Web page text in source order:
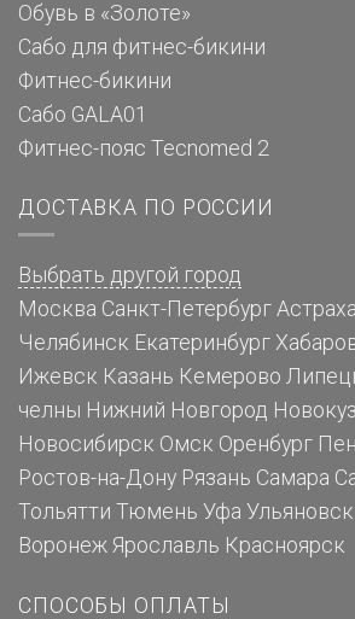
Обувь в «Золоте»
Сабо для фитнес-бикини
Фитнес-бикини
Сабо GALA01
Фитнес-пояс Tecnomed 2
ДОСТАВКА ПО РОССИИ
Выбрать другой город
Москва Санкт-Петербург
Челябинск Екатеринбург
Ижевск Казань Кемерово
челны Нижний Новгород
Новосибирск Омск Оренбург
Ростов-на-Дону Рязань Самара
Тольятти Тюмень Уфа Ульяновск
Воронеж Ярославль Красноярск
СПОСОБЫ ОПЛАТЫ